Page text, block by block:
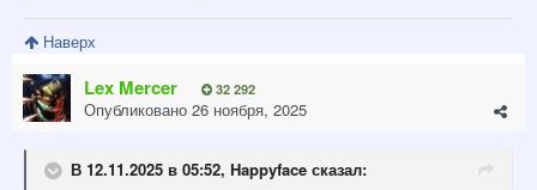
Наверх
Lex Mercer 32 292
Опубликовано 26 ноября, 2025
В 12.11.2025 в 05:52, Happyface сказал: